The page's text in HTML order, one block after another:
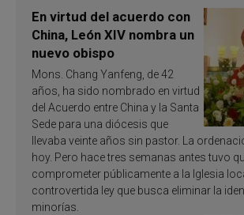
En virtud del acuerdo con
China, León XIV nombra un
nuevo obispo
Mons. Chang Yanfeng, de 42
años, ha sido nombrado en virtud
del Acuerdo entre China y la Santa
Sede para una diócesis que
llevaba veinte años sin pastor. La
hoy. Pero hace tres semanas antes tuvo
comprometer públicamente a la Iglesia
controvertida ley que busca eliminar la
minorías.